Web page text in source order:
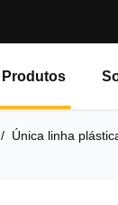
Produtos
/ Única linha